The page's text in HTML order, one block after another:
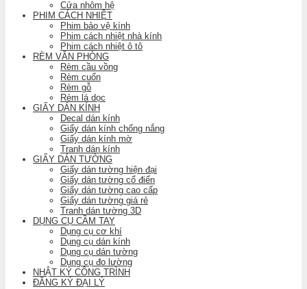
Cửa nhôm hệ
PHIM CÁCH NHIỆT
Phim bảo vệ kính
Phim cách nhiệt nhà kính
Phim cách nhiệt ô tô
RÈM VĂN PHÒNG
Rèm cầu vồng
Rèm cuốn
Rèm gỗ
Rèm lá dọc
GIẤY DÁN KÍNH
Decal dán kính
Giấy dán kính chống nắng
Giấy dán kính mờ
Tranh dán kính
GIẤY DÁN TƯỜNG
Giấy dán tường hiện đại
Giấy dán tường cổ điển
Giấy dán tường cao cấp
Giấy dán tường giá rẻ
Tranh dán tường 3D
DỤNG CỤ CẦM TAY
Dụng cụ cơ khí
Dụng cụ dán kính
Dụng cụ dán tường
Dụng cụ đo lường
NHẬT KÝ CÔNG TRÌNH
ĐĂNG KÝ ĐẠI LÝ